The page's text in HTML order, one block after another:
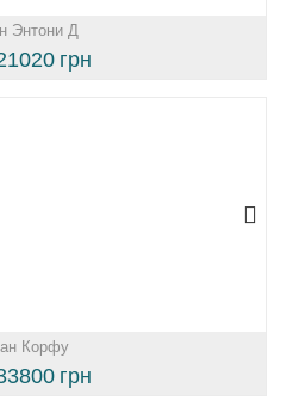
Энтони Д
грн
Корфу
грн